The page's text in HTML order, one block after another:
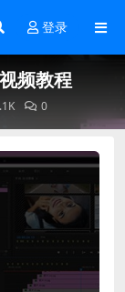
登录
频教程
0